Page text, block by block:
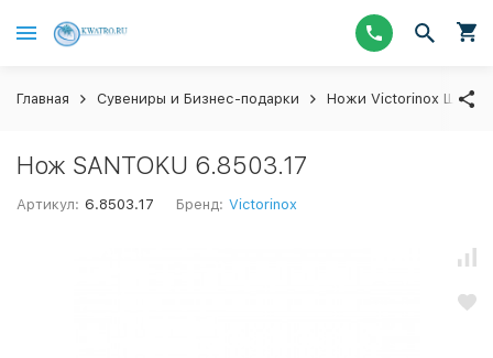
Главная Сувениры и Бизнес-подарки Ножи Victorinox
Нож SANTOKU 6.8503.17
Артикул: 6.8503.17 Бренд: Victorinox